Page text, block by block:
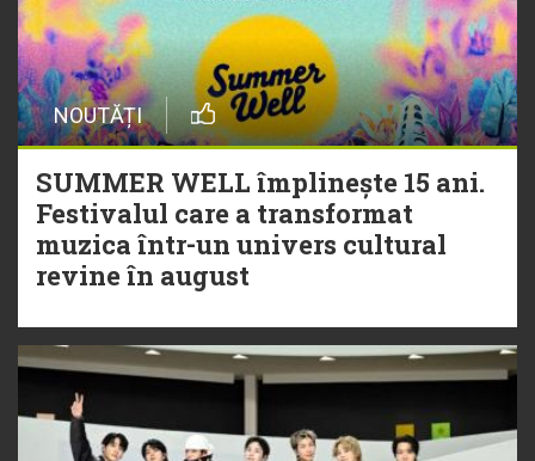
NOUTĂȚI
SUMMER WELL împlinește 15 ani.
Festivalul care a transformat
muzica într-un univers cultural
revine în august